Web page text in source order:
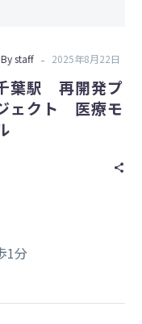
ェ
ク
Bystaff - 2025年8月22日
葉駅 再開発プ
ェクト 医療モ
1分